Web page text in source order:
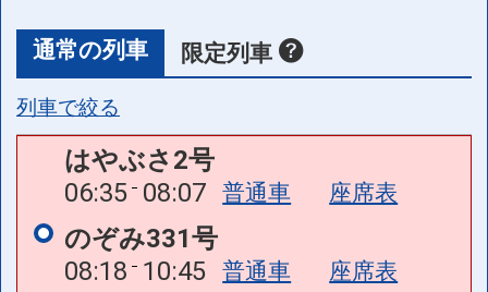
通常の列車 限定列車
列車で絞る
はやぶさ2号
06:35 08:07 普通車 座席表
のぞみ331号
08:18 10:45 普通車
座席表